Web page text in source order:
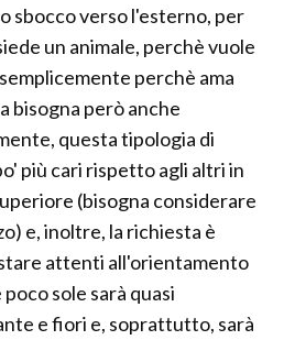
sbocco verso l'esterno, per
un animale, perchè vuole
perchè ama
bisogna però anche
questa tipologia di
più cari rispetto agli altri in
(bisogna considerare
e, inoltre, la richiesta è
attenti all'orientamento
sole sarà quasi
e fiori e, soprattutto, sarà